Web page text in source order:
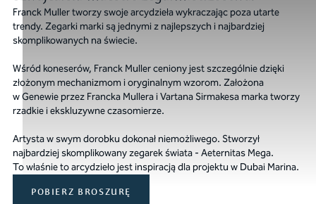
Franck Muller tworzy swoje arcydzieła wykraczając poza utarte
trendy. Zegarki marki są jednymi z najlepszych i najbardziej
skomplikowanych na świecie.
Wśród koneserów, Franck Muller ceniony jest szczególnie dzięki
złożonym mechanizmom i oryginalnym wzorom. Założona
w Genewie przez Francka Mullera i Vartana Sirmakesa marka tworzy
rzadkie i ekskluzywne czasomierze.
Artysta w swym dorobku dokonał niemożliwego. Stworzył
najbardziej skomplikowany zegarek świata - Aeternitas Mega.
To właśnie to arcydzieło jest inspiracją dla projektu w Dubai Marina.
POBIERZ BROSZURĘ